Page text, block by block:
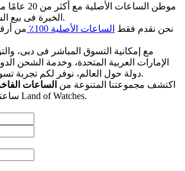
الخبرة فی بیع الساعات عبر الإنترنت.
نحن نقدم فقط الساعات الأصلیة 100٪
من
مع إمکانیة التسوق المباشر فی دبی،
دولة حول العالم، نوفر لکم تجربة تسوق آمنة وبدون حدود.
اکتشف مجموعتنا المتنوعة من الساعات
ساعتک المثالیة الیوم من Land of Watches.